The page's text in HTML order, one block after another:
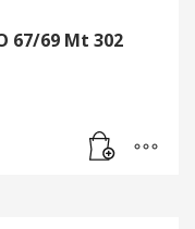
67/69 Mt 302